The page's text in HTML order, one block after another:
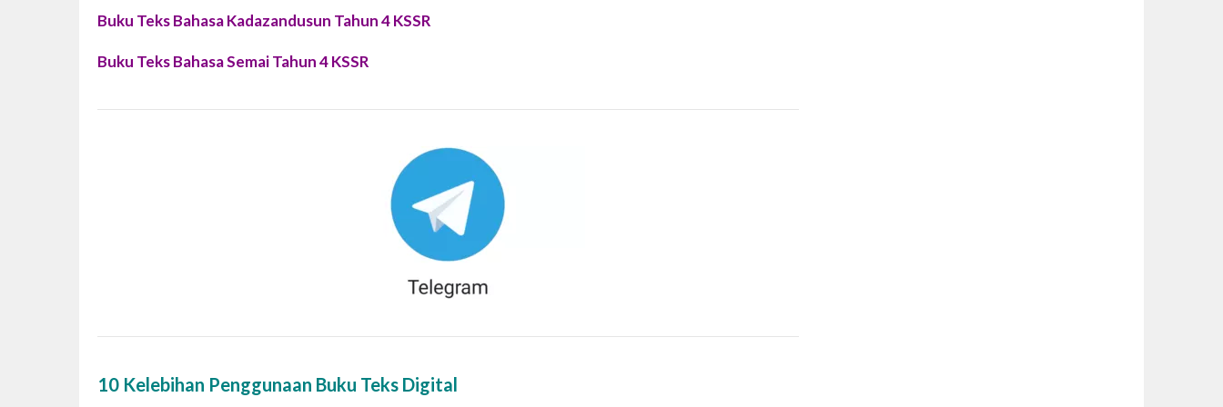
Buku Teks Bahasa Kadazandusun Tahun 4 KSSR
Buku Teks Bahasa Semai Tahun 4 KSSR
10 Kelebihan Penggunaan Buku Teks Digital